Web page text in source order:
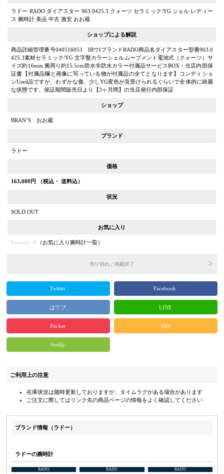
ラドー RADO ダイアスター 963.0425.3 クォーツ セラミック/YG シェル レディー
ス 腕時計 美品 中古 激安 おお蔵
ショップによる解説
商品詳細管理番号040516053 IBウIブランドRADO商品名ダイアスター型番963.0
425.3素材セラミック/YG 文字盤カラーシェルムーブメント電池式（クォーツ）サ
イズ約16mm 腕周り約15.5cm防水非防水カラー付属品サービスBOX・当店内部保
証書【付属品欄と画像に写っている物が付属品の全てとなります】コンディショ
ンUsed品ですが、わずかな傷、少しYG変色が見受けられるぐらいで全体的に綺麗
な状態です。保証期間販売日より【3ヶ月間】の当店発行内部保証
ショップ
BRAN’S おお蔵
ブランド
ラドー
価格
163,080 円 （税込・ 送料込）
状況
SOLD OUT
お気に入り
Favorite （お気に入り腕時計一覧）
売り切れ／掲載終了
Twitter Facebook
はてブ LINE
Pocket RSS
feedly
ご利用上の注意
在庫状況は随時更新しておりますが、タイムラグがある場合があります
ご注文に際してはリンク先の商品ページの情報をよく確認してください
ブランド情報（ラドー）
ラドーの腕時計
RADO RADO RADO